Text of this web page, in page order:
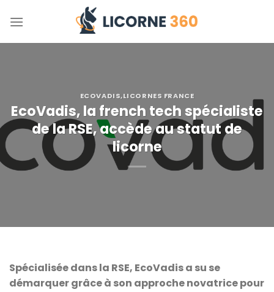
ECOVADIS,LICORNES FRANCE
EcoVadis, la french tech spécialiste
de la RSE, accède au statut de
licorne
Spécialisée dans la RSE, EcoVadis a su se
démarquer grâce à son approche novatrice pour